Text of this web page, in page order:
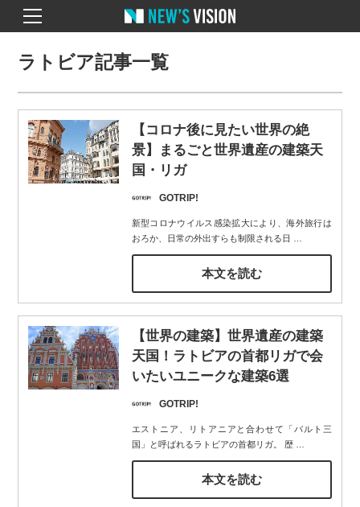
ラトビア記事一覧
【コロナ後に見たい世界の絶
景】まるごと世界遺産の建築天
国・リガ
GOTRIP!
新型コロナウイルス感染拡大により、海外旅行は
おろか、日常の外出すらも制限される日
本文を読む
【世界の建築】世界遺産の建築
天国！ラトビアの首都リガで会
いたいユニークな建築6選
GOTRIP!
エストニア、リトアニアと合わせて「バルト三
国」と呼ばれるラトビアの首都リガ。 歴…
本文を読む